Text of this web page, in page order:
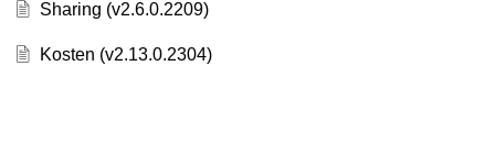
Sharing (v2.6.0.2209)
Kosten (v2.13.0.2304)